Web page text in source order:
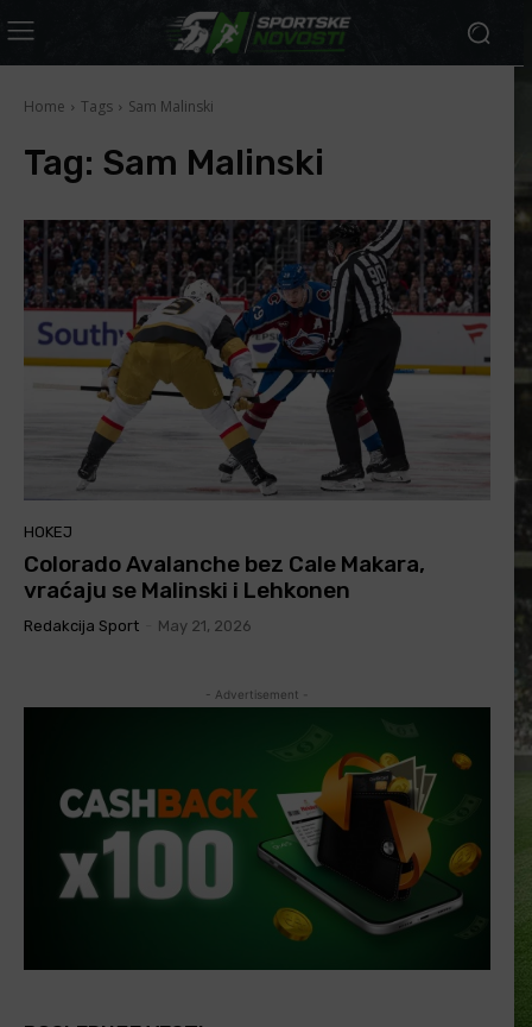
Home Tags Sam Malinski
Tag: Sam Malinski
HOKEJ
Colorado Avalanche bez Cale Makara,
vraćaju se Malinski i Lehkonen
Redakcija Sport May 21, 2026
- Advertisement -